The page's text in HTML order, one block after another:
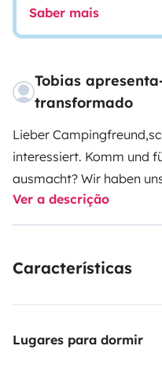
Saber mais
Tobias
transformado
Lieber Campingfreund,
interessiert. Komm und
ausmacht? Wir haben
gemacht und nehmen
Campingurlaub
Willkommen.Mit seinem
Lieblingsplätzchen und
Ver a descrição
Características
Lugares para dormir